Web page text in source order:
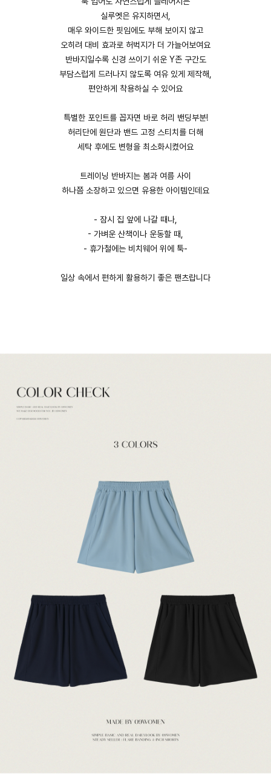
English
日本語
실루엣은 유지하면서,
매우 와이드한 핏임에도 부해 보이지 않고
오히려 대비 효과로 허벅지가 더 가늘어보여요
반바지일수록 신경 쓰이기 쉬운 Y존 구간도
부담스럽게 드러나지 않도록 여유 있게 제작해,
편안하게 착용하실 수 있어요
특별한 포인트를 꼽자면 바로 허리 밴딩부분!
허리단에 원단과 밴드 고정 스티치를 더해
세탁 후에도 변형을 최소화시켰어요
트레이닝 반바지는 봄과 여름 사이
하나쯤 소장하고 있으면 유용한 아이템인데요
- 잠시 집 앞에 나갈 때나,
- 가벼운 산책이나 운동할 때,
- 휴가철에는 비치웨어 위에 툭-
일상 속에서 편하게 활용하기 좋은 팬츠랍니다